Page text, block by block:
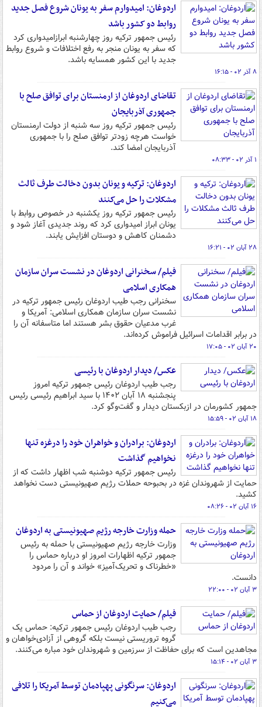
اردوغان: امیدوارم سفر به یونان شروع فصل جدید
روابط دو کشور باشد
رئیس جمهور ترکیه روز چهارشنبه ابرازامیدواری کرد
که سفر به یونان منجر به رفع اختلافات و شروع روابط
جدید با این کشور همسایه باشد.
۸ آذر ۰۲ - ۱۶:۱۵
تقاضای اردوغان از ارمنستان برای توافق صلح با
جمهوری آذربایجان
رئیس جمهور ترکیه روز سه شنبه از دولت ارمنستان
خواست هرچه زودتر توافق صلح را با جمهوری
آذربایجان امضا کند.
۱ آذر ۰۲ - ۰۸:۳۳
اردوغان: ترکیه و یونان بدون دخالت طرف ثالث
مشکلات را حل می‌کنند
رئیس جمهور ترکیه روز یکشنبه در خصوص روابط با
یونان ابراز امیدواری کرد که روند جدیدی آغاز شود و
دشمنان کاهش و دوستان افزایش یابند.
۲۸ آبان ۰۲ - ۱۶:۲۱
فیلم/ سخنرانی اردوغان در نشست سران سازمان
همکاری اسلامی
سخنرانی رجب طیب اردوغان رئیس جمهور ترکیه در
نشست سران سازمان همکاری اسلامی: آمریکا و
غرب مدعیان حقوق بشر هستند اما متاسفانه آن را
در برابر اقدامات اسرائیل فراموش کرده‌اند.
۲۰ آبان ۰۲ - ۱۷:۰۵
عکس/ دیدار اردوغان با رئیسی
رجب طیب اردوغان رئیس جمهور ترکیه امروز
پنجشنبه ۱۸ آبان ۱۴۰۲ با سید ابراهیم رئیسی رئیس
جمهور کشورمان در ازبکستان دیدار و گفت‌وگو کرد.
۱۸ آبان ۰۲ - ۱۵:۵۹
اردوغان: برادران و خواهران خود را درغزه تنها
نخواهیم گذاشت
رئیس جمهور ترکیه دوشنبه شب اظهار داشت که از
حمایت از شهروندان غزه در بحبوحه حملات رژیم صهیونیستی دست نخواهد
کشید.
۱۶ آبان ۰۲ - ۰۸:۲۶
حمله وزارت خارجه رژیم صهیونیستی به اردوغان
وزارت خارجه رژیم صهیونیستی با حمله به رئیس
جمهور ترکیه اظهارات امروز او درباره حماس را
«خطرناک و تحریک‌آمیز» خواند و آن را مردود
دانست.
۳ آبان ۰۲ - ۲۲:۰۰
فیلم/ حمایت اردوغان از حماس
رجب طیب اردوغان رئیس جمهور ترکیه: حماس یک
گروه تروریستی نیست بلکه گروهی از آزادی‌خواهان و
مجاهدین است که برای حفاظت از سرزمین و شهروندان خود مباره می‌کنند.
۳ آبان ۰۲ - ۱۵:۱۴
اردوغان: سرنگونی پهپادمان توسط آمریکا را تلافی
می‌کنیم